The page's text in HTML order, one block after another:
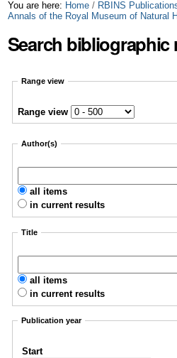
Skip
to
content.
Skip
to
navigation
Personal
tools
You are here: Home / RBINS
Annals of the Royal Museum of Natural
Search bibliographic
Range view
Range view
Author(s)
all items
in current results
Title
all items
in current results
Publication year
Start